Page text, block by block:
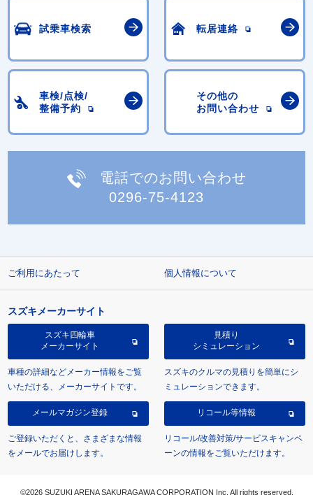
試乗車検索 転居連絡
車検/点検/
整備予約
その他の
お問い合わせ
電話でのお問い合わせ
0296-75-4123
ご利用にあたって 個人情報について
スズキメーカーサイト
スズキ四輪車
メーカーサイト
車種の詳細などメーカー情報をご覧
いただける、メーカーサイトです。
見積り
シミュレーション
スズキのクルマの見積りを簡単にシ
ミュレーションできます。
メールマガジン登録
ご登録いただくと、さまざまな情報
をメールでお届けします。
リコール等情報
リコール/改善対策/サービスキャンペ
ーンの情報をご覧いただけます。
©2026 SUZUKI ARENA SAKURAGAWA CORPORATION Inc. All rights reserved.